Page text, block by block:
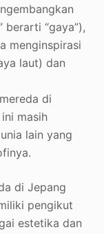
berarti “gaya”),
menginspirasi
laut) dan
di
masih
lain yang
.
di Jepang
pengikut
estetika dan